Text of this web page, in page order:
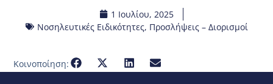
1 Ιουλίου, 2025
Νοσηλευτικές Ειδικότητες, Προσλήψεις – Διορισμοί
Κοινοποίηση: